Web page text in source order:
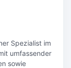
Spezialist im
umfassender
sowie